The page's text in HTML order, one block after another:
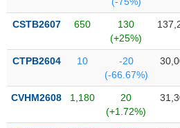
CSTB2607 650
130
(+25%)
CTPB2604 10
-20
(-66.67%)
CVHM2608 1,180
20
(+1.72%)
SỨC
TÀI